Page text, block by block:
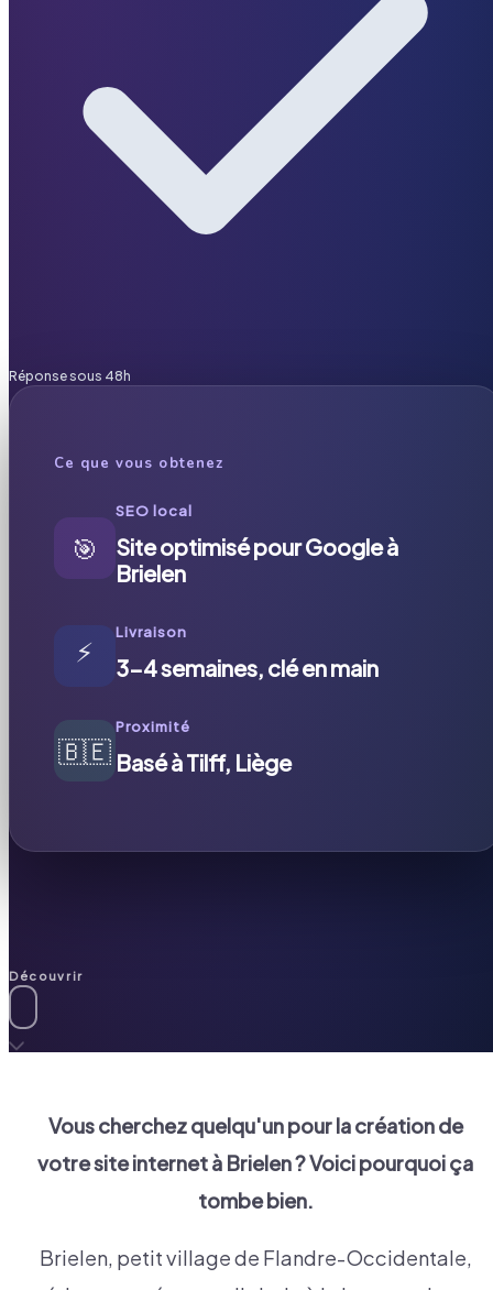
Réponse sous 48h
Ce que vous obtenez
🎯
SEO local
Site optimisé pour Google à
Brielen
⚡
Livraison
3-4 semaines, clé en main
🇧🇪
Proximité
Basé à Tilff, Liège
Découvrir
Vous cherchez quelqu'un pour la création de
votre site internet à Brielen? Voici pourquoi ça
tombe bien.
Brielen, petit village de Flandre-Occidentale,